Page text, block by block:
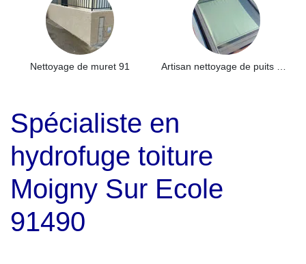
Nettoyage de muret 91
Spécialiste en
hydrofuge toiture
Moigny Sur Ecole
91490